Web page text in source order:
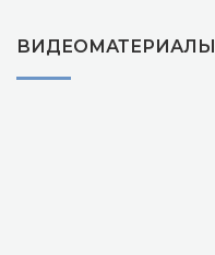
ВИДЕОМАТЕРИАЛЫ